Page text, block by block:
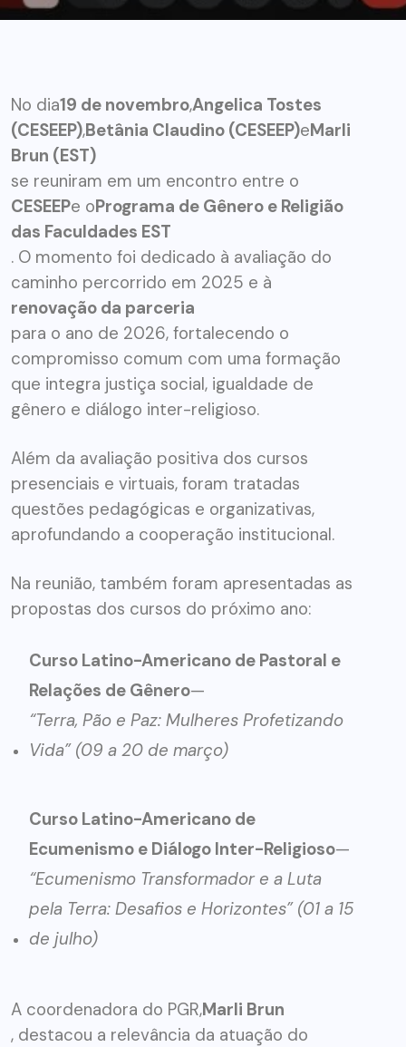
No dia19 de novembro,Angelica Tostes
(CESEEP),Betânia Claudino (CESEEP)eMarli
Brun (EST)
se reuniram em um encontro entre o
CESEEPe oPrograma de Gênero e Religião
das Faculdades EST
. O momento foi dedicado à avaliação do
caminho percorrido em 2025 e à
renovação da parceria
para o ano de 2026, fortalecendo o
compromisso comum com uma formação
que integra justiça social, igualdade de
gênero e diálogo inter-religioso.
Além da avaliação positiva dos cursos
presenciais e virtuais, foram tratadas
questões pedagógicas e organizativas,
aprofundando a cooperação institucional.
Na reunião, também foram apresentadas as
propostas dos cursos do próximo ano:
Curso Latino-Americano de Pastoral e
Relações de Gênero—
“Terra, Pão e Paz: Mulheres Profetizando
Vida” (09 a 20 de março)
Curso Latino-Americano de
Ecumenismo e Diálogo Inter-Religioso—
“Ecumenismo Transformador e a Luta
pela Terra: Desafios e Horizontes” (01 a 15
de julho)
A coordenadora do PGR,Marli Brun
, destacou a relevância da atuação do